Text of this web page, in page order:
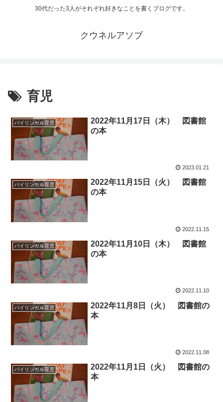
30代だった3人がそれぞれ好きなことを書くブログです。
クウネルアソブ
育児
バイリンガル育児
2022年11月17日（木） 図書館
の本
2023.01.21
バイリンガル育児
2022年11月15日（火） 図書館
の本
2022.11.15
バイリンガル育児
2022年11月10日（木） 図書館
の本
2022.11.10
バイリンガル育児
2022年11月8日（火） 図書館の
本
2022.11.08
バイリンガル育児
2022年11月1日（火） 図書館の
本